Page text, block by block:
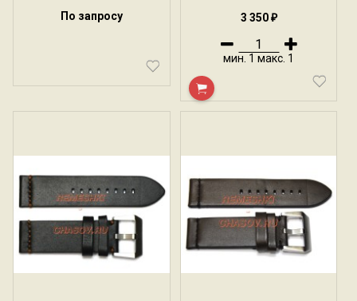
По запросу 3 350 ₽
мин. 1макс. 1